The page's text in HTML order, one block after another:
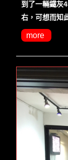
到了一輛鐵灰
右，可想而知
more